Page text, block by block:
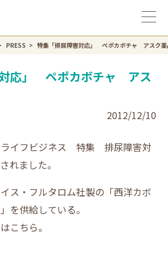
PRESS 特集「排尿障害対応」 ペポカボチャ アスク薬
応」 ペポカボチャ アス
2012/12/10
イフビジネス 特集 排尿障害対
れました。
ス・フルタロム社製の「西洋カボ
を供給している。
こちら。